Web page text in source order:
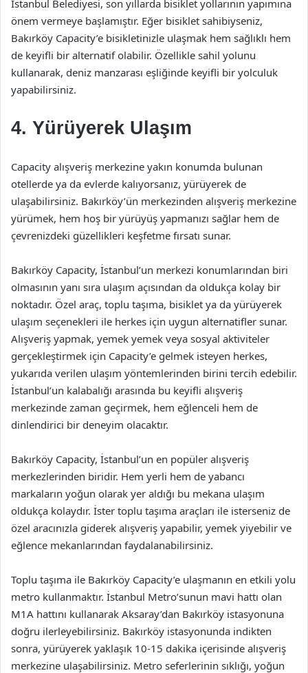
İstanbul Belediyesi, son yıllarda bisiklet yollarının yapımına
önem vermeye başlamıştır. Eğer bisiklet sahibiyseniz,
Bakırköy Capacity’e bisikletinizle ulaşmak hem sağlıklı hem
de keyifli bir alternatif olabilir. Özellikle sahil yolunu
kullanarak, deniz manzarası eşliğinde keyifli bir yolculuk
yapabilirsiniz.
4. Yürüyerek Ulaşım
Capacity alışveriş merkezine yakın konumda bulunan
otellerde ya da evlerde kalıyorsanız, yürüyerek de
ulaşabilirsiniz. Bakırköy’ün merkezinden alışveriş merkezine
yürümek, hem hoş bir yürüyüş yapmanızı sağlar hem de
çevrenizdeki güzellikleri keşfetme fırsatı sunar.
Bakırköy Capacity, İstanbul’un merkezi konumlarından biri
olmasının yanı sıra ulaşım açısından da oldukça kolay bir
noktadır. Özel araç, toplu taşıma, bisiklet ya da yürüyerek
ulaşım seçenekleri ile herkes için uygun alternatifler sunar.
Alışveriş yapmak, yemek yemek veya sosyal aktiviteler
gerçekleştirmek için Capacity’e gelmek isteyen herkes,
yukarıda verilen ulaşım yöntemlerinden birini tercih edebilir.
İstanbul’un kalabalığı arasında bu keyifli alışveriş
merkezinde zaman geçirmek, hem eğlenceli hem de
dinlendirici bir deneyim olacaktır.
Bakırköy Capacity, İstanbul’un en popüler alışveriş
merkezlerinden biridir. Hem yerli hem de yabancı
markaların yoğun olarak yer aldığı bu mekana ulaşım
oldukça kolaydır. İster toplu taşıma araçları ile isterseniz de
özel aracınızla giderek alışveriş yapabilir, yemek yiyebilir ve
eğlence mekanlarından faydalanabilirsiniz.
Toplu taşıma ile Bakırköy Capacity’e ulaşmanın en etkili yolu
metro kullanmaktır. İstanbul Metro’sunun mavi hattı olan
M1A hattını kullanarak Aksaray’dan Bakırköy istasyonuna
doğru ilerleyebilirsiniz. Bakırköy istasyonunda indikten
sonra, yürüyerek yaklaşık 10-15 dakika içerisinde alışveriş
merkezine ulaşabilirsiniz. Metro seferlerinin sıklığı, yoğun